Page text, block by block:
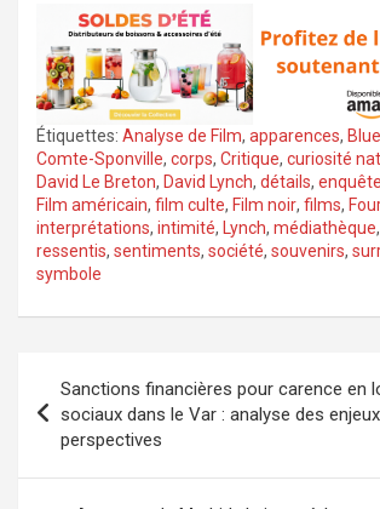
Étiquettes: Analyse de Film, apparences,
Comte-Sponville, corps, Critique, curiosité
David Le Breton, David Lynch, détails, enquête
Film américain, film culte, Film noir, films,
interprétations, intimité, Lynch, médiathèque,
ressentis, sentiments, société, souvenirs,
symbole
de
l’article
Sanctions financières pour carence en
sociaux dans le Var : analyse des
perspectives